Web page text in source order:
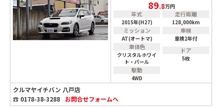
89.8万円
年式
2015年(H27)
走行距離
128,000km
ミッション
AT(オートマ)
車検
車検2年付
車体色
クリスタルホワイ
ト・パール
ドア
5枚
駆動
4WD
クルマヤイチバン 八戸店
☎ 0178-38-3288
お問合せフォームへ